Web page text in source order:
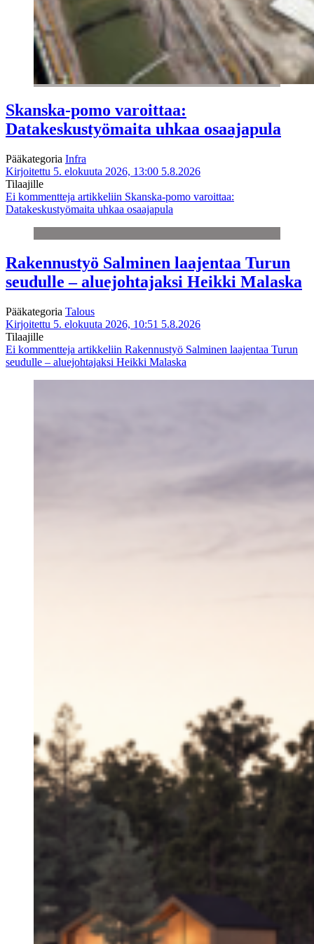
Skanska-pomo varoittaa:
Datakeskustyömaita uhkaa osaajapula
Pääkategoria Infra
Kirjoitettu 5. elokuuta 2026, 13:00 5.8.2026
Tilaajille
Ei kommentteja artikkeliin Skanska-pomo varoittaa:
Datakeskustyömaita uhkaa osaajapula
Rakennustyö Salminen laajentaa Turun
seudulle – aluejohtajaksi Heikki Malaska
Pääkategoria Talous
Kirjoitettu 5. elokuuta 2026, 10:51 5.8.2026
Tilaajille
Ei kommentteja artikkeliin Rakennustyö Salminen laajentaa Turun
seudulle – aluejohtajaksi Heikki Malaska